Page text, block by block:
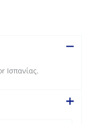
Ισπανίας.